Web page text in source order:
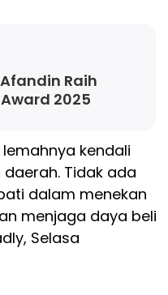
Raih
2025
lemahnya kendali
Tidak ada
dalam menekan
menjaga daya beli
Selasa